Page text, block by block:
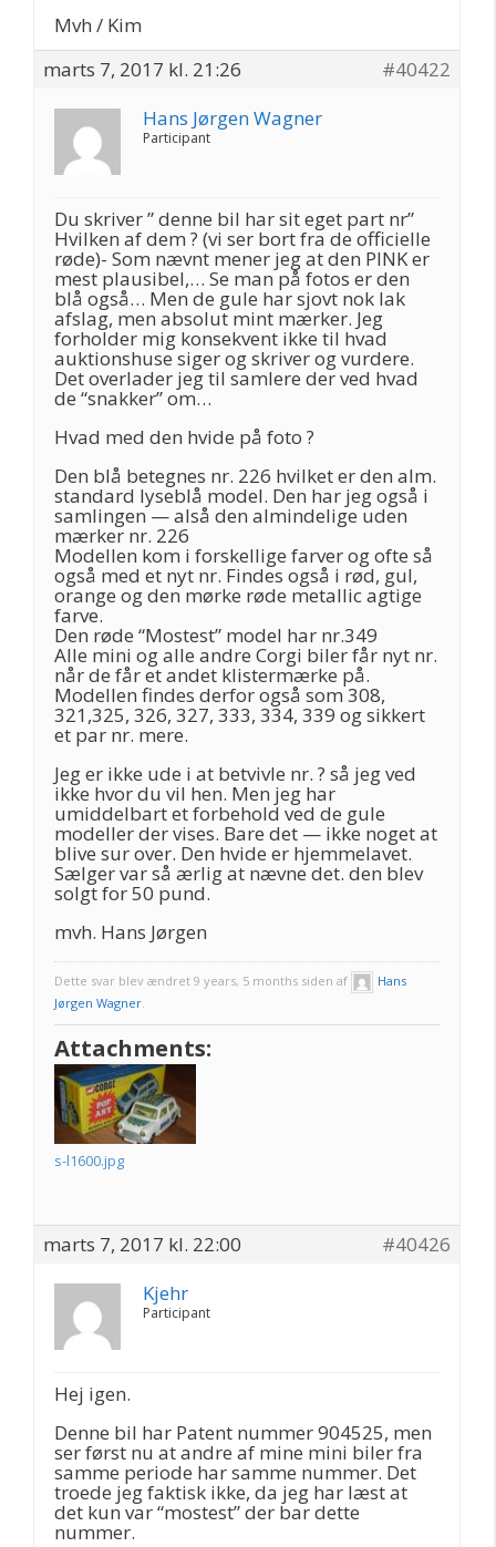
Mvh / Kim
marts 7, 2017 kl. 21:26
#40422
Hans Jørgen Wagner
Participant
Du skriver ” denne bil har sit eget part nr”
Hvilken af dem ? (vi ser bort fra de officielle
røde)- Som nævnt mener jeg at den PINK er
mest plausibel,… Se man på fotos er den
blå også… Men de gule har sjovt nok lak
afslag, men absolut mint mærker. Jeg
forholder mig konsekvent ikke til hvad
auktionshuse siger og skriver og vurdere.
Det overlader jeg til samlere der ved hvad
de “snakker” om…
Hvad med den hvide på foto ?
Den blå betegnes nr. 226 hvilket er den alm.
standard lyseblå model. Den har jeg også i
samlingen — alså den almindelige uden
mærker nr. 226
Modellen kom i forskellige farver og ofte så
også med et nyt nr. Findes også i rød, gul,
orange og den mørke røde metallic agtige
farve.
Den røde “Mostest” model har nr.349
Alle mini og alle andre Corgi biler får nyt nr.
når de får et andet klistermærke på.
Modellen findes derfor også som 308,
321,325, 326, 327, 333, 334, 339 og sikkert
et par nr. mere.
Jeg er ikke ude i at betvivle nr. ? så jeg ved
ikke hvor du vil hen. Men jeg har
umiddelbart et forbehold ved de gule
modeller der vises. Bare det — ikke noget at
blive sur over. Den hvide er hjemmelavet.
Sælger var så ærlig at nævne det. den blev
solgt for 50 pund.
mvh. Hans Jørgen
Dette svar blev ændret 9 years, 5 months siden af
Hans
Jørgen Wagner
Attachments:
s-l1600.jpg
marts 7, 2017 kl. 22:00
#40426
Kjehr
Participant
Hej igen.
Denne bil har Patent nummer 904525, men
ser først nu at andre af mine mini biler fra
samme periode har samme nummer. Det
troede jeg faktisk ikke, da jeg har læst at
det kun var “mostest” der bar dette
nummer.